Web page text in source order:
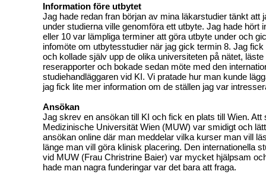
Information före utbytet
Jag hade redan fran början av mina läkarstudier tänkt att
under studierna ville genomföra ett utbyte. Jag hade hört
eller 10 var lämpliga terminer att göra utbyte under och
infomöte om utbytesstudier när jag gick termin 8. Jag
och kollade själv upp de olika universiteten på nätet, läste
reserapporter och bokade sedan möte med den
studiehandläggaren vid KI. Vi pratade hur man kunde
jag fick lite mer information om de ställen jag var
Ansökan
Jag skrev en ansökan till KI och fick en plats till Wien. Att
Medizinische Universität Wien (MUW) var smidigt och
ansökan online där man meddelar vilka kurser man vill
länge man vill göra klinisk placering. Den internationella
vid MUW (Frau Christrine Baier) var mycket hjälpsam
hade man nagra funderingar var det bara att fraga.